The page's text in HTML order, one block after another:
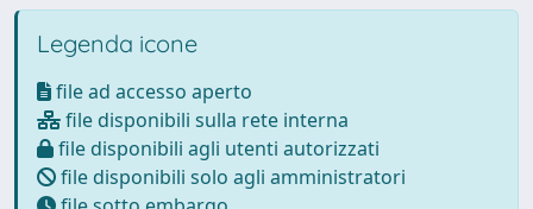
Legenda icone
file ad accesso aperto
file disponibili sulla rete interna
file disponibili agli utenti autorizzati
file disponibili solo agli amministratori